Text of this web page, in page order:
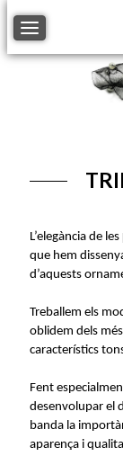
Toggle navigation
L’elegància de les
que hem
d’aquests
Treballem els
oblidem dels
característics
Fent
desenvolupar el
banda la
aparença i